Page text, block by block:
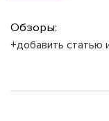
Обзоры:
+добавить статью